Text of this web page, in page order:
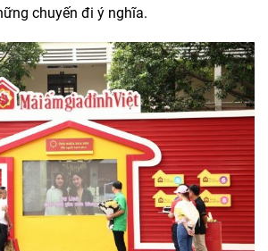
chuyến đi ý nghĩa.